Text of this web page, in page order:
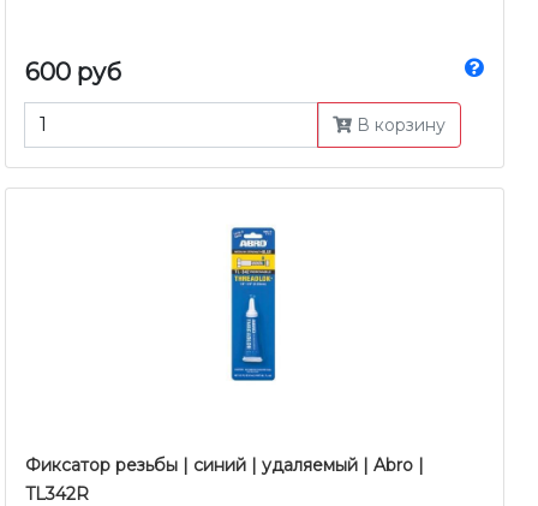
600 руб
В корзину
Фиксатор резьбы | синий | удаляемый | Abro |
TL342R